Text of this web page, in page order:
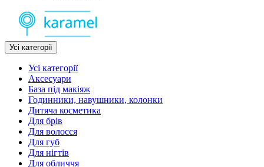
Усі категорії
Усі категорії
Аксесуари
База під макіяж
Годинники, навушники, колонки
Дитяча косметика
Для брів
Для волосся
Для губ
Для нігтів
Для обличчя